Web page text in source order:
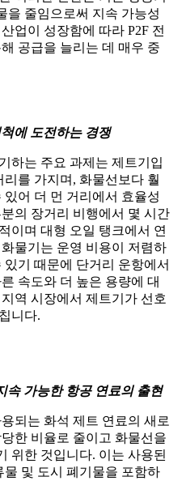
을 줄임으로써 지속 가능성
업이 성장함에 따라 P2F 전
공급을 늘리는 데 매우 중
에 도전하는 경쟁
하는 주요 과제는 제트기입
를 가지며, 화물선보다 훨
어 더 먼 거리에서 효율성
의 장거리 비행에서 몇 시간
이며 대형 오일 탱크에서 연
물기는 운영 비용이 저렴하
기 때문에 단거리 운항에서
속도와 더 높은 용량에 대
역 시장에서 제트기가 선호
니다.
속 가능한 항공 연료의 출현
되는 화석 제트 연료의 새로
한 비율로 줄이고 화물선을
위한 것입니다. 이는 사용된
및 도시 폐기물을 포함하